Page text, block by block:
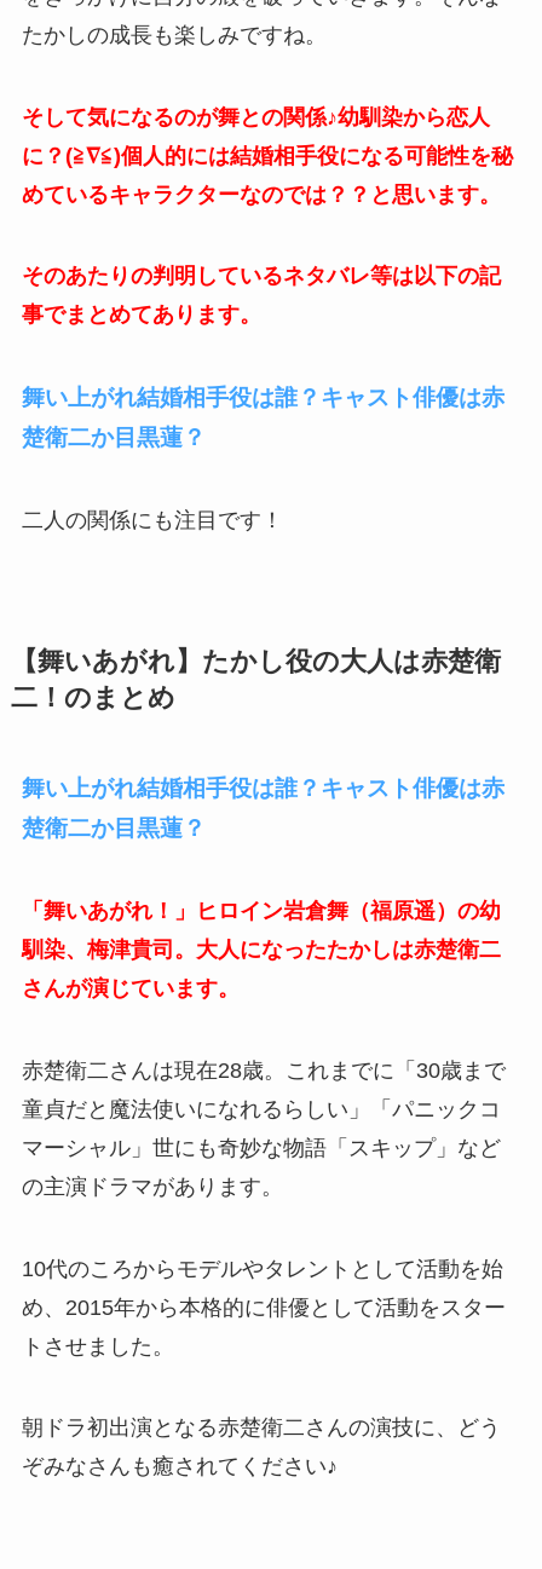
たかしの成長も楽しみですね。
そして気になるのが舞との関係♪幼馴染から恋人
に？(≧∇≦)個人的には結婚相手役になる可能性を秘
めているキャラクターなのでは？？と思います。
そのあたりの判明しているネタバレ等は以下の記
事でまとめてあります。
舞い上がれ結婚相手役は誰？キャスト俳優は赤
楚衛二か目黒蓮？
二人の関係にも注目です！
【舞いあがれ】たかし役の大人は赤楚衛
二！のまとめ
舞い上がれ結婚相手役は誰？キャスト俳優は赤
楚衛二か目黒蓮？
「舞いあがれ！」ヒロイン岩倉舞（福原遥）の幼
馴染、梅津貴司。大人になったたかしは赤楚衛二
さんが演じています。
赤楚衛二さんは現在28歳。これまでに「30歳まで
童貞だと魔法使いになれるらしい」「パニックコ
マーシャル」世にも奇妙な物語「スキップ」など
の主演ドラマがあります。
10代のころからモデルやタレントとして活動を始
め、2015年から本格的に俳優として活動をスター
トさせました。
朝ドラ初出演となる赤楚衛二さんの演技に、どう
ぞみなさんも癒されてください♪